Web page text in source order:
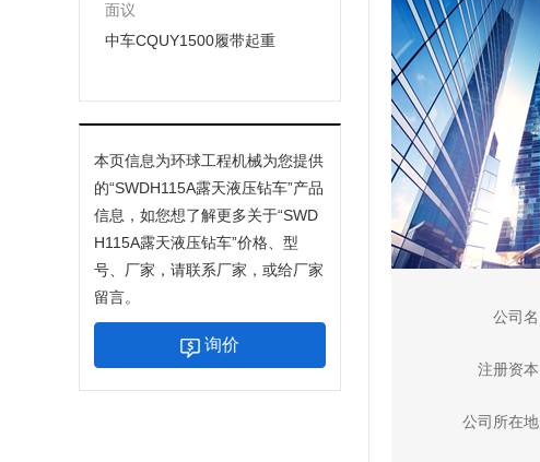
面议
中车CQUY1500履带起重
本页信息为环球工程机械为您提供
的“SWDH115A露天液压钻车”产品
信息，如您想了解更多关于“SWD
H115A露天液压钻车”价格、型
号、厂家，请联系厂家，或给厂家
留言。
询价
公司名
注册资本
公司所在地